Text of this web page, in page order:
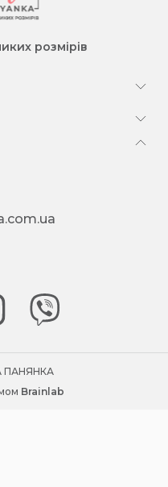
розмірів
ПАНЯНКА
Brainlab